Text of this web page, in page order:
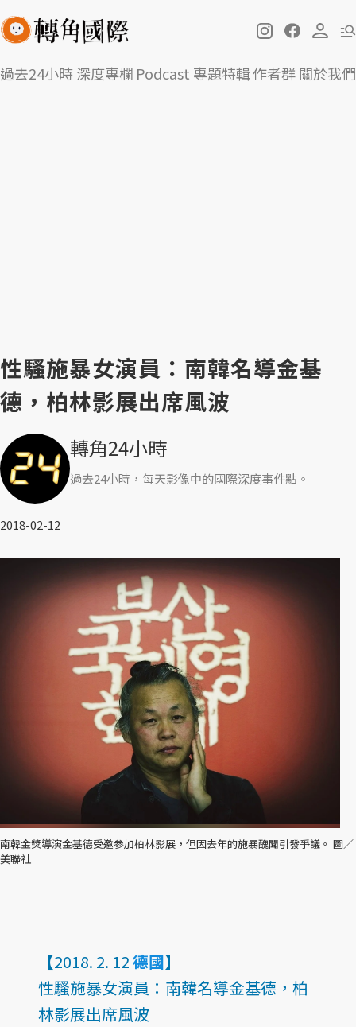
過去24小時深度專欄 Podcast 專題特輯作者群關於我們
性騷施暴女演員：南韓名導金基
德，柏林影展出席風波
轉角24小時
過去24小時，每天影像中的國際深度事件點。
2018-02-12
南韓金獎導演金基德受邀參加柏林影展，但因去年的施暴醜聞引發爭議。 圖／
美聯社
【2018. 2. 12德國】
性騷施暴女演員：南韓名導金基德，柏
林影展出席風波